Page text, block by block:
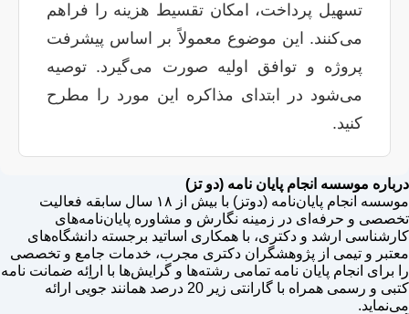
تسهیل پرداخت، امکان تقسیط هزینه را فراهم
می‌کنند. این موضوع معمولاً بر اساس پیشرفت
پروژه و توافق اولیه صورت می‌گیرد. توصیه
می‌شود در ابتدای مذاکره این مورد را مطرح
کنید.
درباره موسسه انجام پایان نامه (دو تز)
موسسه انجام پایان‌نامه (دوتز) با بیش از ۱۸ سال سابقه فعالیت
تخصصی و حرفه‌ای در زمینه نگارش و مشاوره پایان‌نامه‌های
کارشناسی ارشد و دکتری، با همکاری اساتید برجسته دانشگاه‌های
معتبر و تیمی از پژوهشگران دکتری مجرب، خدمات جامع و تخصصی
را برای انجام پایان نامه تمامی رشته‌ها و گرایش‌ها با اراِئه ضمانت نامه
کتبی و رسمی همراه با گارانتی زیر 20 درصد همانند جویی ارائه
می‌نماید.